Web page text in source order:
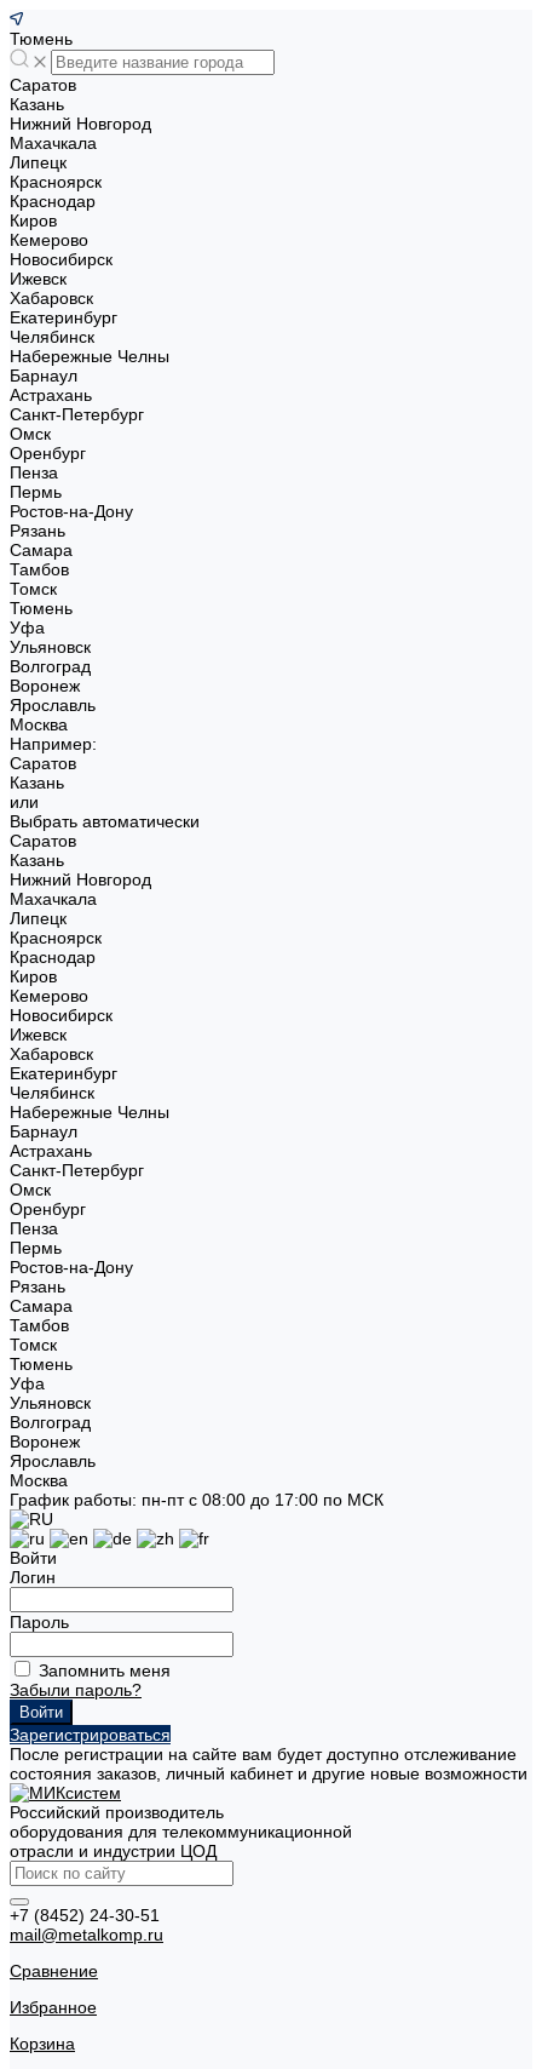
Тюмень
Саратов
Казань
Нижний Новгород
Махачкала
Липецк
Красноярск
Краснодар
Киров
Кемерово
Новосибирск
Ижевск
Хабаровск
Екатеринбург
Челябинск
Набережные Челны
Барнаул
Астрахань
Санкт-Петербург
Омск
Оренбург
Пенза
Пермь
Ростов-на-Дону
Рязань
Самара
Тамбов
Томск
Тюмень
Уфа
Ульяновск
Волгоград
Воронеж
Ярославль
Москва
Например:
Саратов
Казань
или
Выбрать автоматически
Саратов
Казань
Нижний Новгород
Махачкала
Липецк
Красноярск
Краснодар
Киров
Кемерово
Новосибирск
Ижевск
Хабаровск
Екатеринбург
Челябинск
Набережные Челны
Барнаул
Астрахань
Санкт-Петербург
Омск
Оренбург
Пенза
Пермь
Ростов-на-Дону
Рязань
Самара
Тамбов
Томск
Тюмень
Уфа
Ульяновск
Волгоград
Воронеж
Ярославль
Москва
График работы: пн-пт с 08:00 до 17:00 по МСК
Войти
Логин
Пароль
Запомнить меня
Забыли пароль?
Зарегистрироваться
После регистрации на сайте вам будет доступно отслеживание
состояния заказов, личный кабинет и другие новые возможности
Российский производитель
оборудования для телекоммуникационной
отрасли и индустрии ЦОД
+7 (8452) 24-30-51
mail@metalkomp.ru
Сравнение
Избранное
Корзина